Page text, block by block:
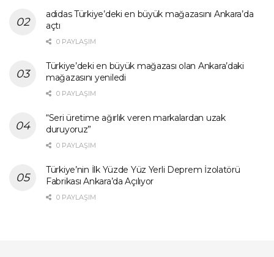
adidas Türkiye’deki en büyük mağazasını Ankara’da
açtı
0 PAYLAŞIM
Türkiye’deki en büyük mağazası olan Ankara’daki
mağazasını yeniledi
0 PAYLAŞIM
“Seri üretime ağırlık veren markalardan uzak
duruyoruz”
0 PAYLAŞIM
Türkiye’nin İlk Yüzde Yüz Yerli Deprem İzolatörü
Fabrikası Ankara’da Açılıyor
0 PAYLAŞIM